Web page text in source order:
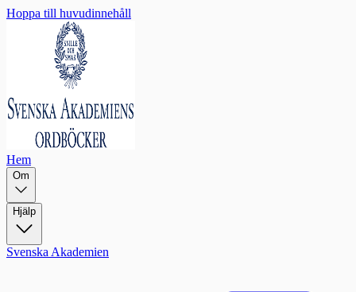
Hoppa till huvudinnehåll
Hem
Om
Hjälp
Svenska Akademien